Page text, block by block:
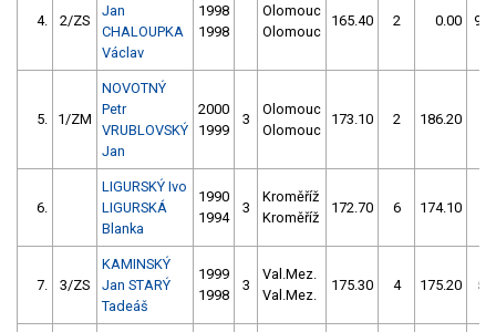
4. 2/ZS
Jan
CHALOUPKA
Václav
1998
1998
Olomouc
Olomouc
165.40 2 0.00 999
5. 1/ZM
NOVOTNÝ
Petr
VRUBLOVSKÝ
Jan
2000
1999
3
Olomouc
Olomouc
173.10 2 186.20
6.
LIGURSKÝ Ivo
LIGURSKÁ
Blanka
1990
1994
3
Kroměříž
Kroměříž
172.70 6 174.10
7. 3/ZS
KAMINSKÝ
Jan STARÝ
Tadeáš
1999
1998
3
Val.Mez.
Val.Mez.
175.30 4 175.20 52